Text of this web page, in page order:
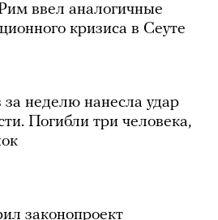
ввел аналогичные
кризиса в Сеуте
за неделю нанесла удар
Погибли три человека,
законопроект